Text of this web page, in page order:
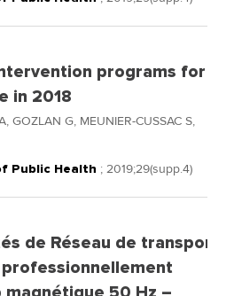
programs for
in 2018
GOZLAN G, MEUNIER-CUSSAC S,
Public Health ; 2019;29(supp.4)
de Réseau de transport
professionnellement